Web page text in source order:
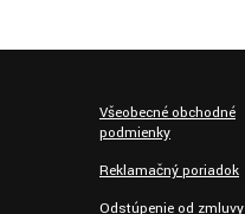
Všeobecné obchodné
podmienky
Reklamačný poriadok
Odstúpenie od zmluvy